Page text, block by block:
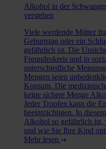
Alkohol in der
verstehen
Viele werdende Mütter
Geburtstag oder ein
gefährlich ist. Die
Freundeskreis und in
unterschiedliche
Mengen seien
Konsum. Die
keine sichere Menge
Jeder Tropfen kann die
beeinträchtigen. In
Alkohol so gefährlich ist,
und wie Sie Ihre Kind
Mehr lesen